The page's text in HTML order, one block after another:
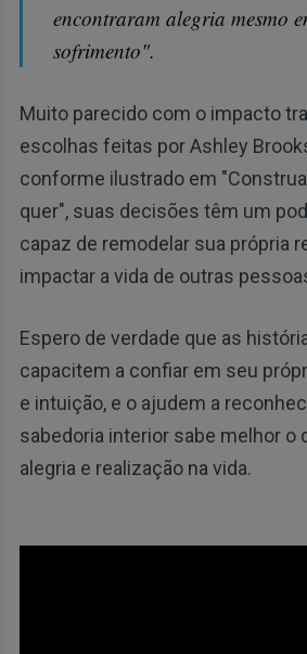
encontraram alegria mesmo
sofrimento".
Muito parecido com o impacto
escolhas feitas por Ashley
conforme ilustrado em
quer", suas decisões têm um
capaz de remodelar sua própria
impactar a vida de outras
Espero de verdade que as
capacitem a confiar em seu
e intuição, e o ajudem a
sabedoria interior sabe melhor o
alegria e realização na vida.